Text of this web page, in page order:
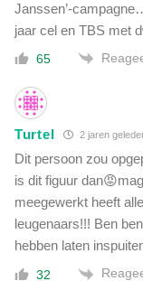
Janssen’-
jaar cel en TBS met
65
Turtel 2 jaren
Dit persoon zou
is dit figuur
meegewerkt heeft
leugenaars!!! Ben
hebben laten
32